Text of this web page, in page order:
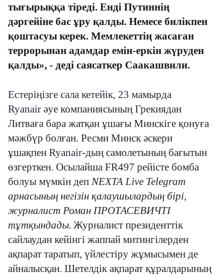
тығырыққа тіреді. Енді Путиннің
дәргейіне бас ұру қалды. Немесе билікпен
қоштасуы керек. Мемлекеттің жасаған
террорынан адамдар емін-еркін жүруден
қалды», - деді саясаткер Саакашвили.
Естеріңізге сала кетейік, 23 мамырда
Ryanair әуе компаниясының Грекиядан
Литваға бара жатқан ұшағы Минскіге қонуға
мәжбүр болған. Ресми Минск әскери
ұшақпен Ryanair-дың самолетының бағытын
өзгерткен. Осылайша FR497 рейісте бомба
болуы мүмкін деп NEXTA Live Telegram
арнасының негізін қалаушылардың бірі,
журналист Роман ПРОТАСЕВИЧТІ
тұтқындады. Журналист президенттік
сайлаудан кейінгі жаппай митингілерден
ақпарат таратып, үйлестіру жұмысымен де
айналысқан. Шетелдік ақпарат құралдарының